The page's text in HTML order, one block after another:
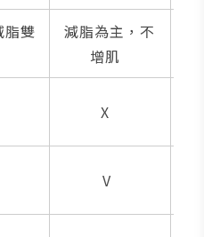
脂雙
減脂為主，不
增肌
X
V